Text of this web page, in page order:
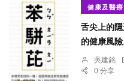
健康及醫療
舌尖上的
的健康風險
吳建銘
0 分享